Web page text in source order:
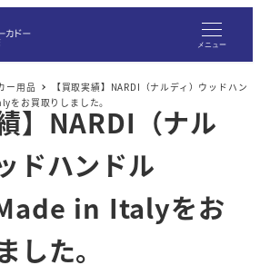
メニュー
ー用品
【買取実績】NARDI（ナルディ）ウッドハン
お買取りしました。
】NARDI（ナル
ドハンドル
in Italyをお
した。